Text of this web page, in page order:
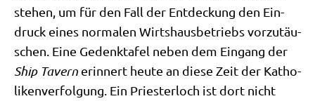
ste­hen, um für den Fall der Ent­deckung den Ein­
druck eines nor­ma­len Wirts­haus­be­triebs vor­zu­täu­
schen. Eine Gedenk­ta­fel neben dem Ein­gang der
Ship Tavern erin­nert heu­te an die­se Zeit der Katho­
li­ken­ver­fol­gung. Ein Prie­ster­loch ist dort nicht